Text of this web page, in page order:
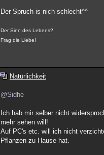
Der Spruch is nich schlecht^^
Der Sinn des Lebens?
Frag die Liebe!
Natürlichkeit
@Sidhe
Ich hab mir selber nicht
mehr sehen will!
Auf PC's etc. will ich nicht
Pflanzen zu Hause hat.